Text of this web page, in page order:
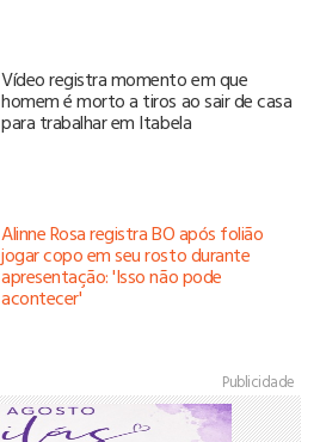
Vídeo registra momento em que
homem é morto a tiros ao sair de casa
para trabalhar em Itabela
Alinne Rosa registra BO após folião
jogar copo em seu rosto durante
apresentação: 'Isso não pode
acontecer'
Publicidade